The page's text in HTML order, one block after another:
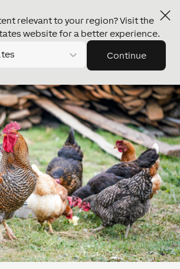
relevant to your region? Visit the
website for a better experience.
Continue